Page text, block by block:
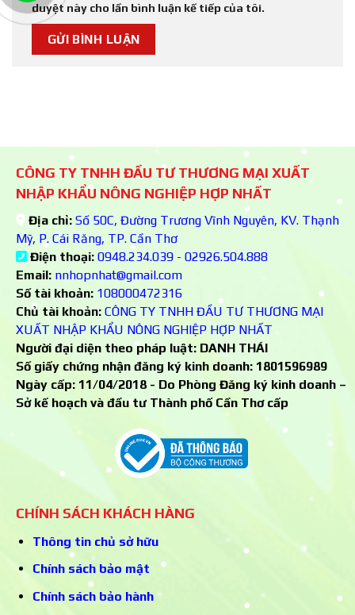
duyệt này cho lần bình luận kế tiếp của tôi.
CÔNG TY TNHH ĐẦU TƯ THƯƠNG MẠI XUẤT
NHẬP KHẨU NÔNG NGHIỆP HỢP NHẤT
Địa chỉ:Số 50C, Đường Trương Vĩnh Nguyên, KV. Thạnh
Mỹ, P. Cái Răng, TP. Cần Thơ
Điện thoại: 0948.234.039 - 02926.504.888
Email: nnhopnhat@gmail.com
Số tài khoản: 108000472316
Chủ tài khoản: CÔNG TY TNHH ĐẦU TƯ THƯƠNG MẠI
XUẤT NHẬP KHẨU NÔNG NGHIỆP HỢP NHẤT
Người đại diện theo pháp luật: DANH THÁI
Số giấy chứng nhận đăng ký kinh doanh: 1801596989
Ngày cấp: 11/04/2018 - Do Phòng Đăng ký kinh doanh –
Sở kế hoạch và đầu tư Thành phố Cần Thơ cấp
CHÍNH SÁCH KHÁCH HÀNG
Thông tin chủ sở hữu
Chính sách bảo mật
Chính sách bảo hành